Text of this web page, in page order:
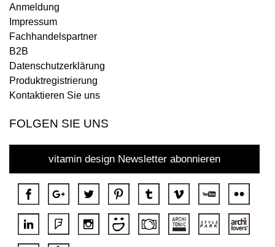
Anmeldung
Impressum
Fachhandelspartner
B2B
Datenschutzerklärung
Produktregistrierung
Kontaktieren Sie uns
FOLGEN SIE UNS
vitamin design Newsletter abonnieren